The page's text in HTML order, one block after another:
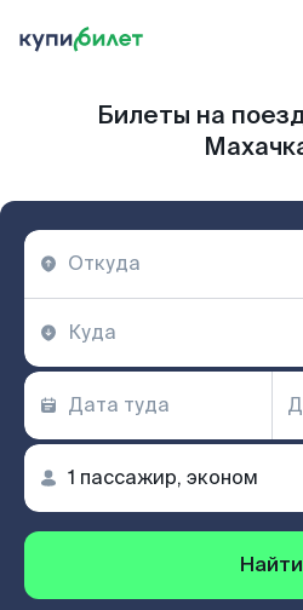
Билеты на
Найти